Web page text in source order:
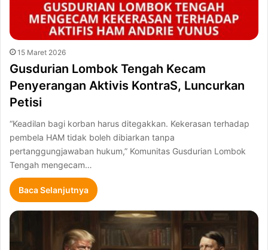
15 Maret 2026
Gusdurian Lombok Tengah Kecam
Penyerangan Aktivis KontraS, Luncurkan
Petisi
“Keadilan bagi korban harus ditegakkan. Kekerasan terhadap
pembela HAM tidak boleh dibiarkan tanpa
pertanggungjawaban hukum,” Komunitas Gusdurian Lombok
Tengah mengecam…
Baca Selanjutnya